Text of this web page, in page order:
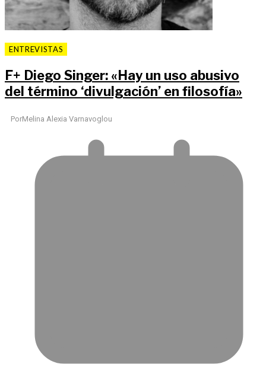
ENTREVISTAS
F+ Diego Singer: «Hay un uso abusivo
del término ‘divulgación’ en filosofía»
PorMelina Alexia Varnavoglou